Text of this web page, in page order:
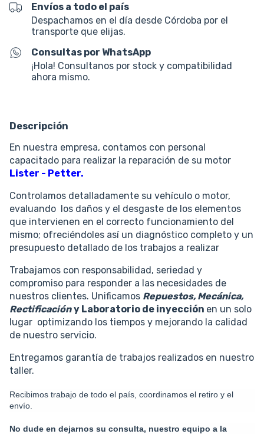
Envíos a todo el país
Despachamos en el día desde Córdoba por el
transporte que elijas.
Consultas por WhatsApp
¡Hola! Consultanos por stock y compatibilidad
ahora mismo.
Descripción
En nuestra empresa, contamos con personal
capacitado para realizar la reparación de su motor
Lister - Petter.
Controlamos detalladamente su vehículo o motor,
evaluando los daños y el desgaste de los elementos
que intervienen en el correcto funcionamiento del
mismo; ofreciéndoles así un diagnóstico completo y un
presupuesto detallado de los trabajos a realizar
Trabajamos con responsabilidad, seriedad y
compromiso para responder a las necesidades de
nuestros clientes. Unificamos Repuestos, Mecánica,
Rectificación y Laboratorio de inyección en un solo
lugar optimizando los tiempos y mejorando la calidad
de nuestro servicio.
Entregamos garantía de trabajos realizados en nuestro
taller.
Recibimos trabajo de todo el país, coordinamos el retiro y el
envío.
No dude en dejarnos su consulta, nuestro equipo a la